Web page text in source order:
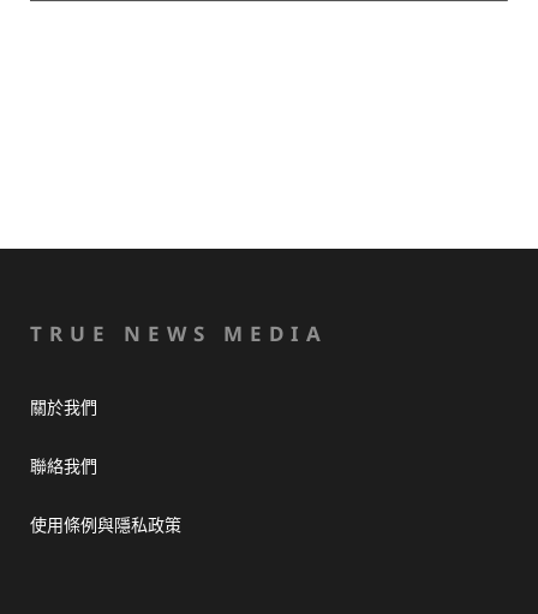
TRUE NEWS MEDIA
關於我們
聯絡我們
使用條例與隱私政策